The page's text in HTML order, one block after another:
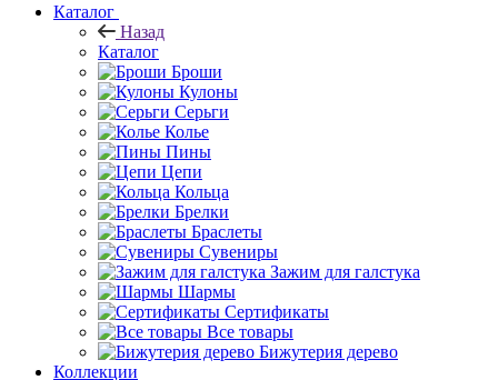
Каталог
Назад
Каталог
Броши
Кулоны
Серьги
Колье
Пины
Цепи
Кольца
Брелки
Браслеты
Сувениры
Зажим для галстука
Шармы
Сертификаты
Все товары
Бижутерия дерево
Коллекции